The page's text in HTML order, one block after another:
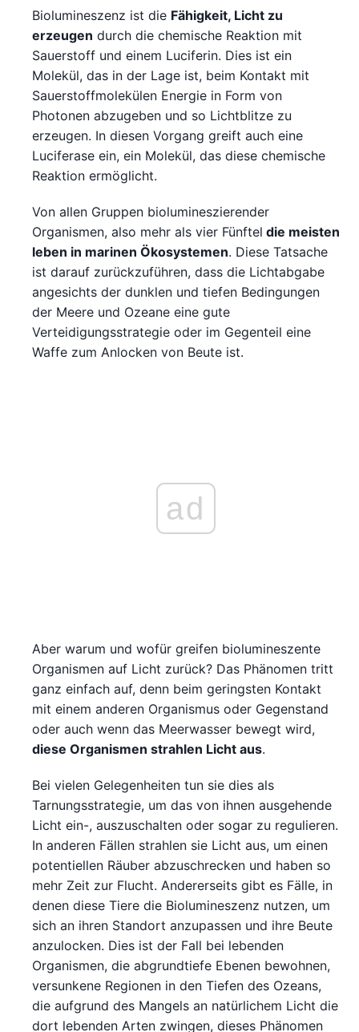
Biolumineszenz ist die Fähigkeit, Licht zu
erzeugen durch die chemische Reaktion mit
Sauerstoff und einem Luciferin. Dies ist ein
Molekül, das in der Lage ist, beim Kontakt mit
Sauerstoffmolekülen Energie in Form von
Photonen abzugeben und so Lichtblitze zu
erzeugen. In diesen Vorgang greift auch eine
Luciferase ein, ein Molekül, das diese chemische
Reaktion ermöglicht.
Von allen Gruppen biolumineszierender
Organismen, also mehr als vier Fünftel die meisten
leben in marinen Ökosystemen. Diese Tatsache
ist darauf zurückzuführen, dass die Lichtabgabe
angesichts der dunklen und tiefen Bedingungen
der Meere und Ozeane eine gute
Verteidigungsstrategie oder im Gegenteil eine
Waffe zum Anlocken von Beute ist.
ad
Aber warum und wofür greifen biolumineszente
Organismen auf Licht zurück? Das Phänomen tritt
ganz einfach auf, denn beim geringsten Kontakt
mit einem anderen Organismus oder Gegenstand
oder auch wenn das Meerwasser bewegt wird,
diese Organismen strahlen Licht aus.
Bei vielen Gelegenheiten tun sie dies als
Tarnungsstrategie, um das von ihnen ausgehende
Licht ein-, auszuschalten oder sogar zu regulieren.
In anderen Fällen strahlen sie Licht aus, um einen
potentiellen Räuber abzuschrecken und haben so
mehr Zeit zur Flucht. Andererseits gibt es Fälle, in
denen diese Tiere die Biolumineszenz nutzen, um
sich an ihren Standort anzupassen und ihre Beute
anzulocken. Dies ist der Fall bei lebenden
Organismen, die abgrundtiefe Ebenen bewohnen,
versunkene Regionen in den Tiefen des Ozeans,
die aufgrund des Mangels an natürlichem Licht die
dort lebenden Arten zwingen, dieses Phänomen